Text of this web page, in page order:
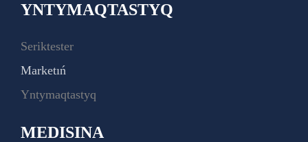
YNTYMAQTASTYQ
Seriktester
Marketıń
Yntymaqtastyq
MEDISINA